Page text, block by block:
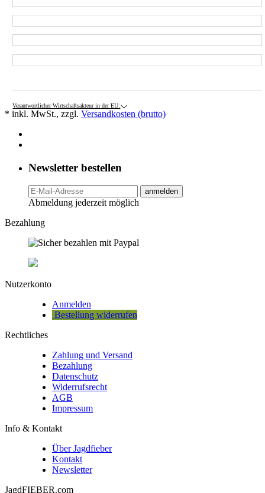
Verantwortlicher Wirtschaftsakteur in der EU:
* inkl. MwSt., zzgl. Versandkosten (brutto)
Newsletter bestellen
anmelden
Abmeldung jederzeit möglich
Bezahlung
Nutzerkonto
Anmelden
Bestellung widerrufen
Rechtliches
Zahlung und Versand
Bezahlung
Datenschutz
Widerrufsrecht
AGB
Impressum
Info & Kontakt
Über Jagdfieber
Kontakt
Newsletter
JagdFIEBER.com